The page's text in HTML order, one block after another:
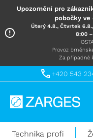
Upozornění pro
pobočky ve
Úterý 4.8., Čtvrtek
8:00 –
Provoz
Za případné
+420 543
Technika
práci
Technika profi